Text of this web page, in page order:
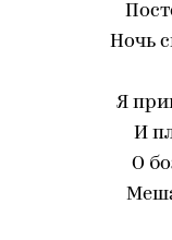
Ночь
Я
И
О